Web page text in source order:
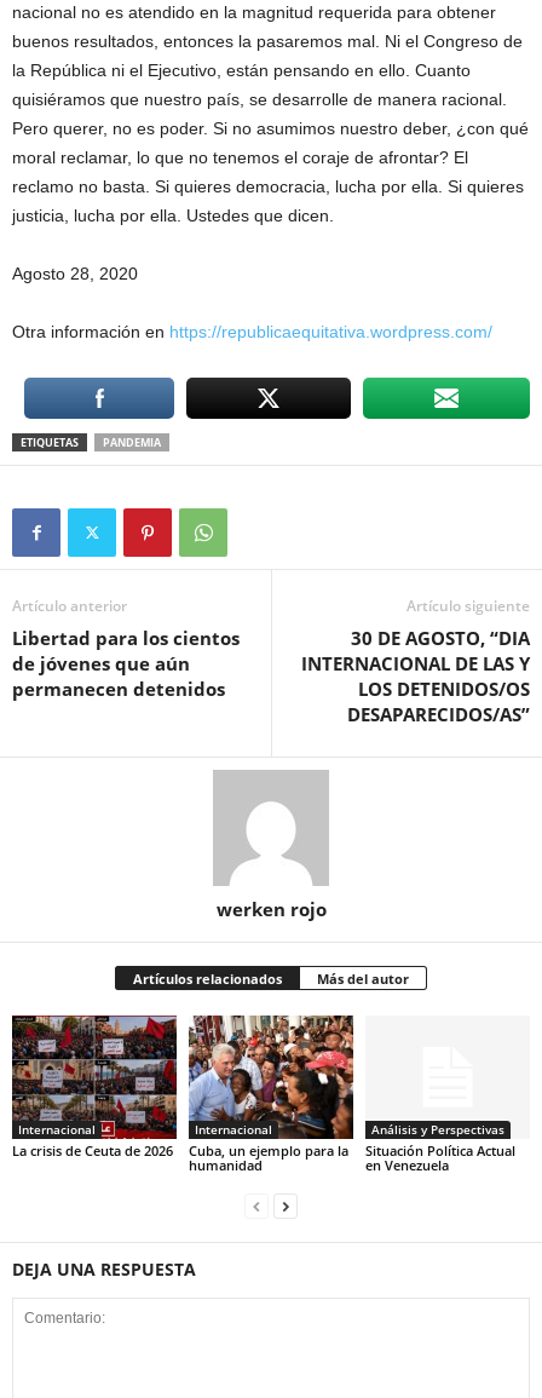
nacional no es atendido en la magnitud requerida para obtener
buenos resultados, entonces la pasaremos mal. Ni el Congreso de
la República ni el Ejecutivo, están pensando en ello. Cuanto
quisiéramos que nuestro país, se desarrolle de manera racional.
Pero querer, no es poder. Si no asumimos nuestro deber, ¿con qué
moral reclamar, lo que no tenemos el coraje de afrontar? El
reclamo no basta. Si quieres democracia, lucha por ella. Si quieres
justicia, lucha por ella. Ustedes que dicen.
Agosto 28, 2020
Otra información en https://republicaequitativa.wordpress.com/
ETIQUETAS PANDEMIA
Artículo anterior
Libertad para los cientos
de jóvenes que aún
permanecen detenidos
Artículo siguiente
30 DE AGOSTO, “DIA
INTERNACIONAL DE LAS Y
LOS DETENIDOS/OS
DESAPARECIDOS/AS”
werken rojo
Artículos relacionados Más del autor
Internacional
La crisis de Ceuta de 2026
Internacional
Cuba, un ejemplo para la
humanidad
Análisis y Perspectivas
Situación Política Actual
en Venezuela
DEJA UNA RESPUESTA